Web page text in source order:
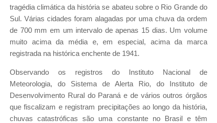
tragédia climática da história se abateu sobre o Rio Grande do
Sul. Várias cidades foram alagadas por uma chuva da ordem
de 700 mm em um intervalo de apenas 15 dias. Um volume
muito acima da média e, em especial, acima da marca
registrada na histórica enchente de 1941.
Observando os registros do Instituto Nacional de
Meteorologia, do Sistema de Alerta Rio, do Instituto de
Desenvolvimento Rural do Paraná e de vários outros órgãos
que fiscalizam e registram precipitações ao longo da história,
chuvas catastróficas são uma constante no Brasil e têm